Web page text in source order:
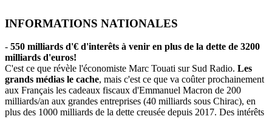
INFORMATIONS NATIONALES
- 550 milliards d'€ d'interêts à venir en plus de la dette de 3200
milliards d'euros!
C'est ce que révèle l'économiste Marc Touati sur Sud Radio. Les
grands médias le cache, mais c'est ce que va coûter prochainement
aux Français les cadeaux fiscaux d'Emmanuel Macron de 200
milliards/an aux grandes entreprises (40 milliards sous Chirac), en
plus des 1000 milliards de la dette creusée depuis 2017. Des intérêts